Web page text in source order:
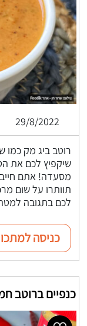
29/8/2022
רוטב ביג מק כמו
שיקפיץ לכם את
מסעדה! אתם
תוותרו על שום
לכם בתגובה
כניסה
כנפיים ברוטב